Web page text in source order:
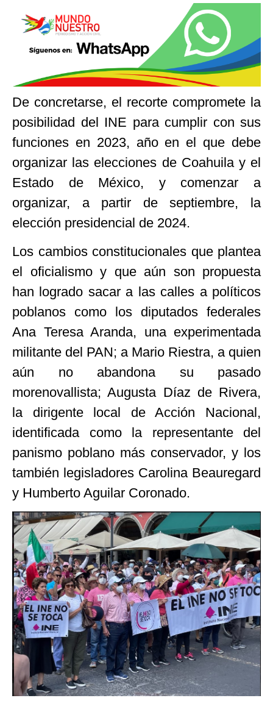
De concretarse, el recorte compromete la
posibilidad del INE para cumplir con sus
funciones en 2023, año en el que debe
organizar las elecciones de Coahuila y el
Estado de México, y comenzar a
organizar, a partir de septiembre, la
elección presidencial de 2024.
Los cambios constitucionales que plantea
el oficialismo y que aún son propuesta
han logrado sacar a las calles a políticos
poblanos como los diputados federales
Ana Teresa Aranda, una experimentada
militante del PAN; a Mario Riestra, a quien
aún no abandona su pasado
morenovallista; Augusta Díaz de Rivera,
la dirigente local de Acción Nacional,
identificada como la representante del
panismo poblano más conservador, y los
también legisladores Carolina Beauregard
y Humberto Aguilar Coronado.